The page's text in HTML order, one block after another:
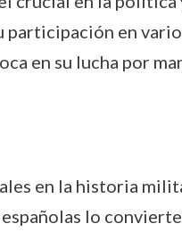
participación en
en su lucha por
en la historia
lo